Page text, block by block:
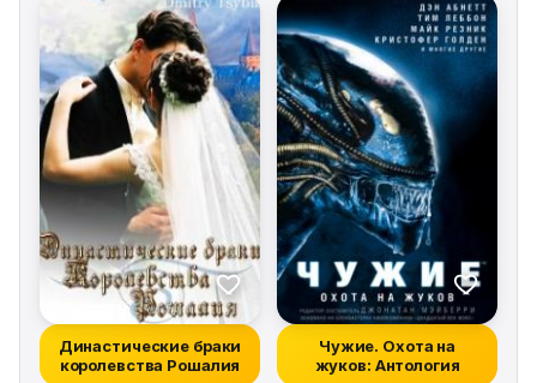
Династические браки
королевства Рошалия
Чужие. Охота на
жуков: Антология